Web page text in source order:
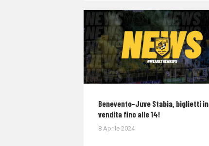
Benevento-Juve Stabia, biglietti in
vendita fino alle 14!
8 Aprile 2024